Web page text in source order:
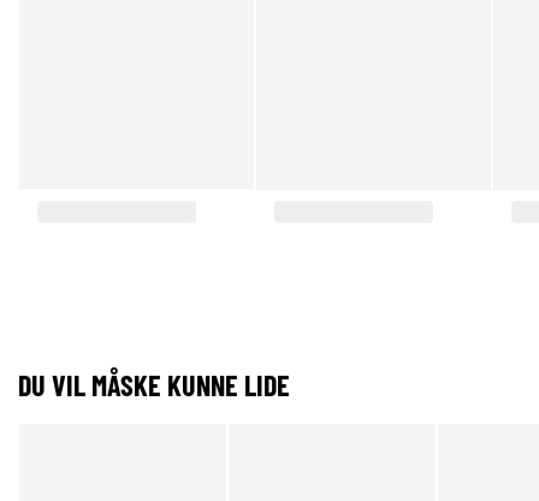
DU VIL MÅSKE KUNNE LIDE